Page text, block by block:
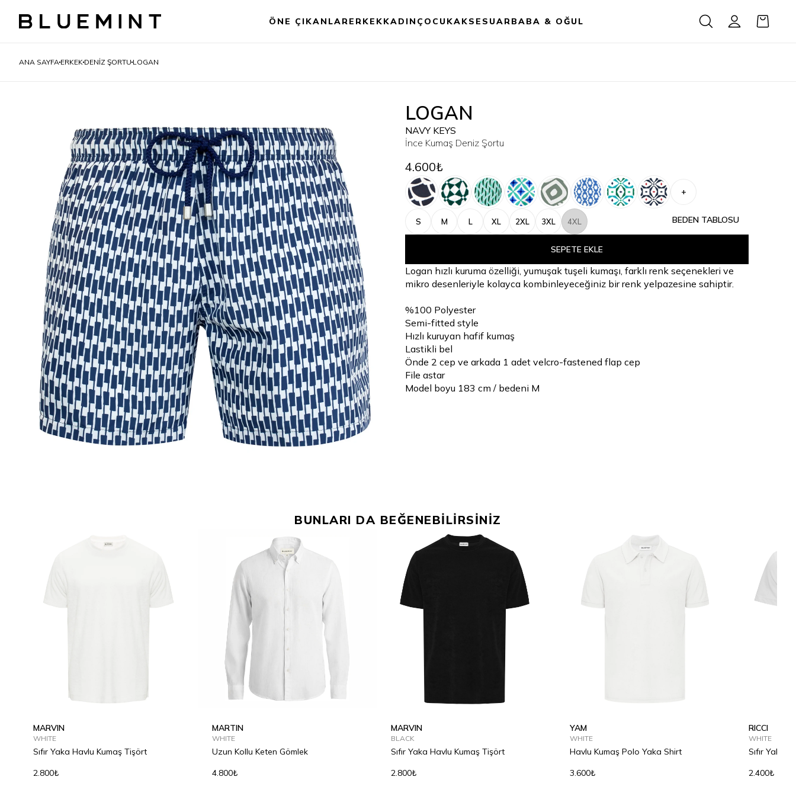
ÖNE ÇIKANLAR ERKEKKADIN ÇOCUKAKSESUAR BABA & OĞUL
ANA SAYFA ERKEK DENIZ ŞORTU LOGAN
LOGAN
NAVY KEYS
İnce Kumaş Deniz Şortu
4.600₺
+
S M L XL 2XL 3XL 4XL BEDEN TABLOSU
SEPETE EKLE
Logan hızlı kuruma özelliği, yumuşak tuşeli kumaşı, farklı renk seçenekleri ve
mikro desenleriyle kolayca kombinleyeceğiniz bir renk yelpazesine sahiptir.
%100 Polyester
Semi-fitted style
Hızlı kuruyan hafif kumaş
Lastikli bel
Önde 2 cep ve arkada 1 adet velcro-fastened flap cep
File astar
Model boyu 183 cm / bedeni M
BUNLARI DA BEĞENEBİLİRSİNİZ
MARVIN
WHITE
Sıfır Yaka Havlu Kumaş Tişört
2.800₺
MARTIN
WHITE
Uzun Kollu Keten Gömlek
4.800₺
MARVIN
BLACK
Sıfır Yaka Havlu Kumaş Tişört
2.800₺
YAM
WHITE
Havlu Kumaş Polo Yaka Shirt
3.600₺
RICCI
WHITE
Sıfır Yaka
2.400₺